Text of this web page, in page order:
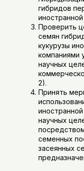
гибридов
Проверить
семян
кукурузы
компаниями
научных
2).
Принять
научных
семенных
засеянных